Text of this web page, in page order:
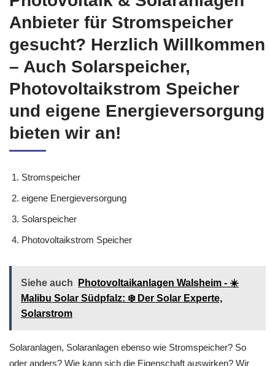
Anbieter für Stromspeicher
gesucht? Herzlich Willkommen
– Auch Solarspeicher,
Photovoltaikstrom Speicher
und eigene Energieversorgung
bieten wir an!
Stromspeicher
eigene Energieversorgung
Solarspeicher
Photovoltaikstrom Speicher
Siehe auch
Photovoltaikanlagen Walsheim - ☀️
Malibu Solar Südpfalz: ❄️ Der Solar Experte,
Solarstrom
Solaranlagen, Solaranlagen ebenso wie Stromspeicher? So
oder anders? Wie kann sich die Eigenschaft auswirken? Wir